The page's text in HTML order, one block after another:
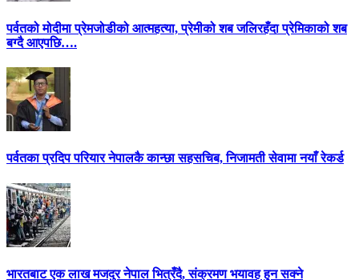
पर्वतको मोदीमा प्रेमजोडीको आत्महत्या, प्रेमीको शब जलिरहँदा प्रेमिकाको शब
बग्दै आएपछि….
पर्वतका प्रदिप परियार नेपालकै कान्छा सहसचिब, निजामती सेवामा नयाँ रेकर्ड
भारतबाट एक लाख मजदुर नेपाल भित्रँदै, संक्रमण भयावह हुन सक्ने